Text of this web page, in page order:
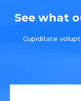
See what
Cupiditate